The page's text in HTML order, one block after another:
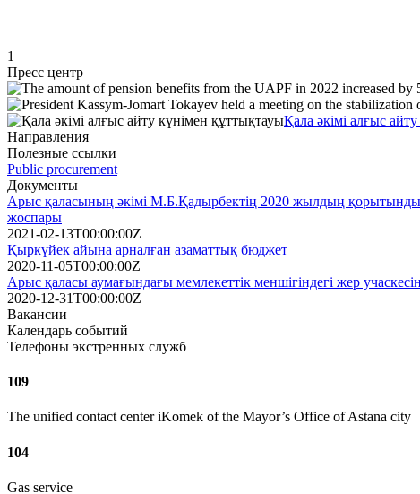
1
Пресс центр
Қала әкімі алғыс
Направления
Полезные ссылки
Public procurement
Документы
Арыс қаласының әкімі М.Б.Қадырбектің 2020 жылдың
жоспары
2021-02-13T00:00:00Z
Қыркүйек айына арналған азаматтық бюджет
2020-11-05T00:00:00Z
Арыс қаласы аумағындағы мемлекеттік меншігіндегі жер
2020-12-31T00:00:00Z
Вакансии
Календарь событий
Телефоны экстренных служб
109
The unified contact center iKomek of the Mayor’s Office of Astana city
104
Gas service